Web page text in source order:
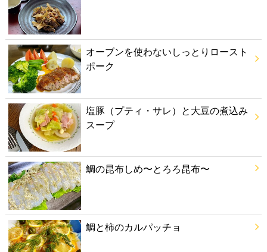
オーブンを使わないしっとりロースト
ポーク
塩豚（プティ・サレ）と大豆の煮込み
スープ
鯛の昆布しめ〜とろろ昆布〜
鯛と柿のカルパッチョ